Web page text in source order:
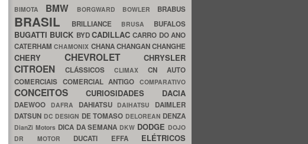
BIMOTA BMW BORGWARD BOWLER BRABUS
BRASIL BRILLIANCE BRUSA BUFALOS
BUGATTI BUICK BYDCADILLACCARRO DO ANO
CATERHAMCHAMONIX CHANACHANGANCHANGHE
CHERY CHEVROLET CHRYSLER
CITROEN CLÁSSICOS CLIMAX CN AUTO
COMERCIAIS COMERCIAL ANTIGOCOMPARATIVO
CONCEITOS CURIOSIDADES DACIA
DAEWOO DAFRA DAHIATSU DAIHATSU DAIMLER
DATSUN DC DESIGN DE TOMASO DELOREAN DENZA
DianZi Motors DICA DA SEMANA DKW DODGE DOJO
DR MOTOR DUCATI EFFA ELÉTRICOS